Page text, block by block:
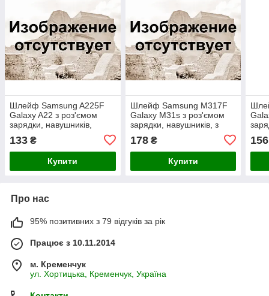
Шлейф Samsung A225F
Galaxy A22 з роз'ємом
зарядки, навушників,
133 ₴
Купити
Шлейф Samsung M317F
Galaxy M31s з роз'ємом
зарядки, навушників, з
178₴
Купити
156
Про нас
95% позитивних з 79 відгуків за рік
Працює з 10.11.2014
м. Кременчук
ул. Хортицька, Кременчук, Україна